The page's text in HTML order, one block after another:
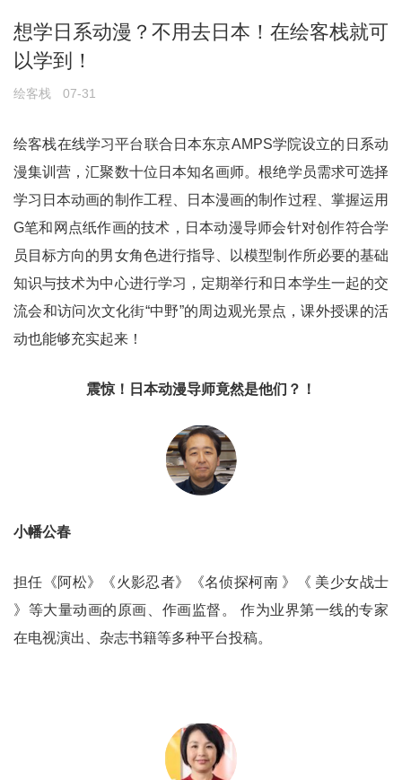
想学日系动漫？不用去日本！在绘客栈就可
以学到！
绘客栈 07-31
绘客栈在线学习平台联合日本东京AMPS学院设立的日系动
漫集训营，汇聚数十位日本知名画师。根绝学员需求可选择
学习日本动画的制作工程、日本漫画的制作过程、掌握运用
G笔和网点纸作画的技术，日本动漫导师会针对创作符合学
员目标方向的男女角色进行指导、以模型制作所必要的基础
知识与技术为中心进行学习，定期举行和日本学生一起的交
流会和访问次文化街“中野”的周边观光景点，课外授课的活
动也能够充实起来！
震惊！日本动漫导师竟然是他们？！
小幡公春
担任《阿松》《火影忍者》《名侦探柯南 》《 美少女战士
》等大量动画的原画、作画监督。 作为业界第一线的专家
在电视演出、杂志书籍等多种平台投稿。